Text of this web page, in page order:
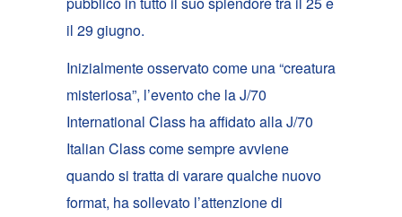
il 29 giugno.
Inizialmente osservato come una “creatura
misteriosa”, l’evento che la J/70
International Class ha affidato alla J/70
Italian Class come sempre avviene
quando si tratta di varare qualche nuovo
format, ha sollevato l’attenzione di